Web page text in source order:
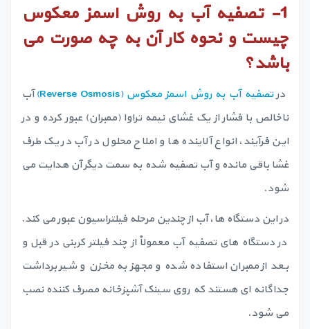
1-
تصفیه آب به روش اسمز معکوس
چیست و نحوه کار آن به چه صورت می
باشد؟
درتصفیه آب به روش اسمز معکوس (Reverse Osmosis)
آب
ناخالص با فشار از یک غشای نیمه تراوا (ممبران) عبور کرده و در
این فرآیند، انواع آلاینده ها و املاح محلول در آب در یک طرف
غشا باقی مانده و آب تصفیه شده به سمت دیگر آن هدایت می
شود.
در این دستگاه ها، آب از چندین مرحله فیلتراسیون عبور می کند.
در دستگاه های تصفیه آب معمولاْ از چند فیلتر کربنی در قبل و
بعد از ممبران استفاده شده و مجهز به مخزن و شیر برداشت
جداگانه ای هستند که روی سینک آشپزخانه مصرف کننده نصب
می شود.